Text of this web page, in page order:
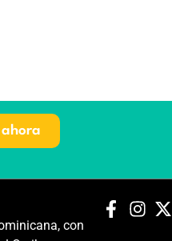
con